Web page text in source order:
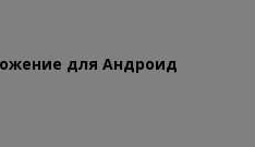
для Андроид